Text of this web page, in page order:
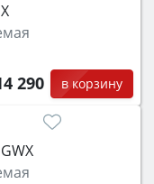
290 в корзину